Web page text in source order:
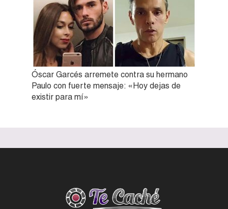
Óscar Garcés arremete contra su hermano
Paulo con fuerte mensaje: «Hoy dejas de
existir para mí»